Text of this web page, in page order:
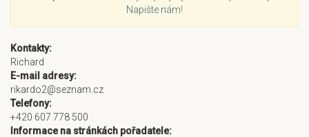
Napište nám!
Kontakty:
Richard
E-mail adresy:
rikardo2@seznam.cz
Telefony:
+420 607 778 500
Informace na stránkách pořadatele: